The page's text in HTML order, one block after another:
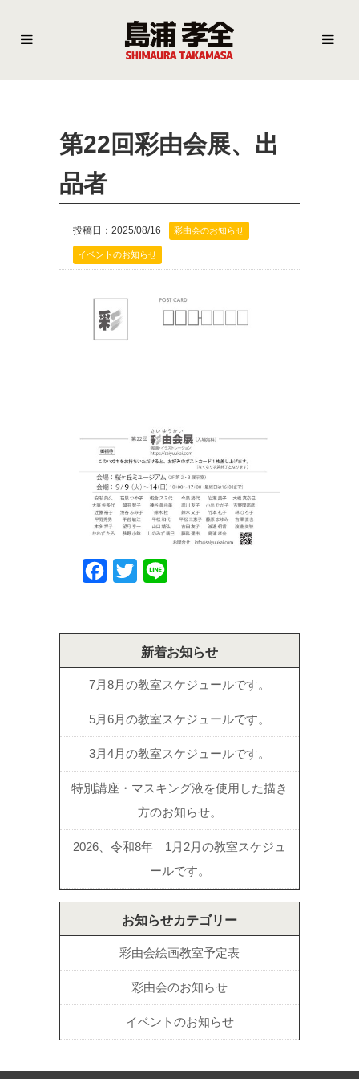
第22回彩由会展、出
品者
投稿日：2025/08/16 彩由会のお知らせ
イベントのお知らせ
Facebook
Twitter
新着お知らせ
7月8月の教室スケジュールです。
5月6月の教室スケジュールです。
3月4月の教室スケジュールです。
特別講座・マスキング液を使用した描き
方のお知らせ。
2026、令和8年 1月2月の教室スケジュ
ールです。
お知らせカテゴリー
彩由会絵画教室予定表
彩由会のお知らせ
イベントのお知らせ